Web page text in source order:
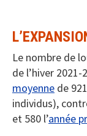
Le nombre de
de l’hiver 2021-
moyenne de
individus),
et 580 l’année